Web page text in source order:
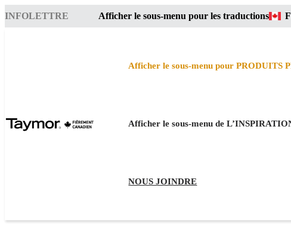
INFOLETTRE Afficher le sous-menu pour les traductions
Afficher le sous-menu pour PRODUITS
Afficher le sous-menu de
NOUS JOINDRE